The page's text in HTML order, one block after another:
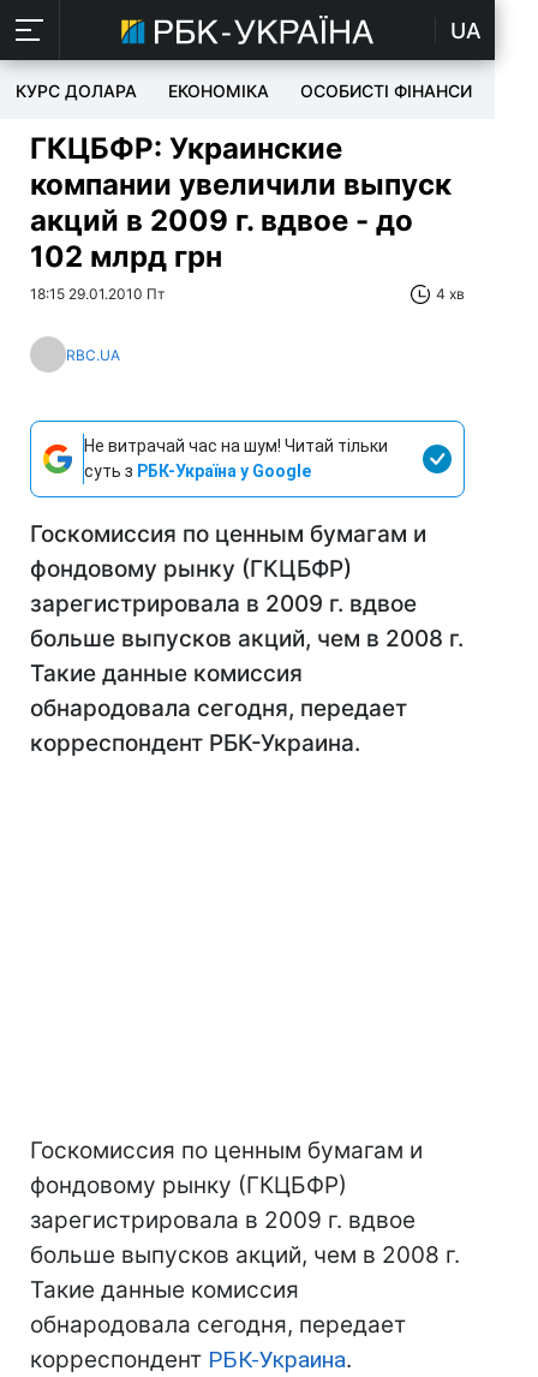
UA
КУРС ДОЛАРА ЕКОНОМІКА ОСОБИСТІ ФІНАНСИ
ГКЦБФР: Украинские
компании увеличили выпуск
акций в 2009 г. вдвое - до
102 млрд грн
18:15 29.01.2010 Пт 4 хв
RBC.UA
Не витрачай час на шум! Читай тільки
суть з РБК-Україна у Google
Госкомиссия по ценным бумагам и
фондовому рынку (ГКЦБФР)
зарегистрировала в 2009 г. вдвое
больше выпусков акций, чем в 2008 г.
Такие данные комиссия
обнародовала сегодня, передает
корреспондент РБК-Украина.
Госкомиссия по ценным бумагам и
фондовому рынку (ГКЦБФР)
зарегистрировала в 2009 г. вдвое
больше выпусков акций, чем в 2008 г.
Такие данные комиссия
обнародовала сегодня, передает
корреспондент РБК-Украина.